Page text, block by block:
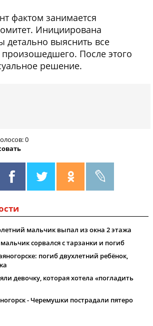
фактом занимается
Инициирована
детально выяснить все
произошедшего. После этого
решение.
0
мальчик выпал из окна 2 этажа
сорвался с тарзанки и погиб
погиб двухлетний ребёнок,
девочку, которая хотела «погладить
- Черемушки пострадали пятеро